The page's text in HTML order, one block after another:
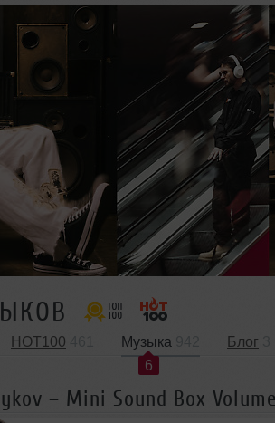
HOT100
Музыка
6
Блог
– Mini Sound Box